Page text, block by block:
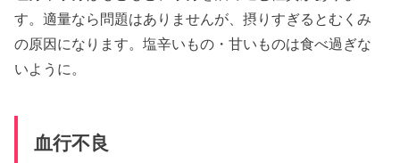
す。適量なら問題はありませんが、摂りすぎるとむくみ
の原因になります。塩辛いもの・甘いものは食べ過ぎな
いように。
血行不良